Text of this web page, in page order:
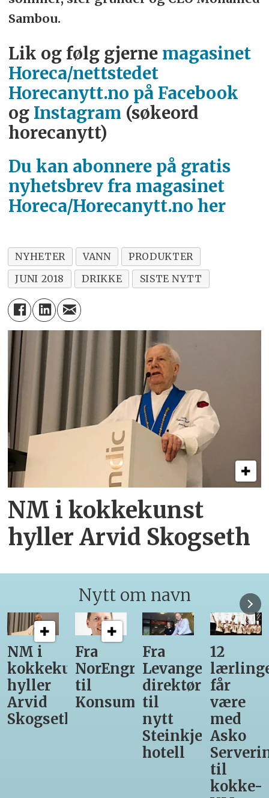
Sambou.
Lik og følg gjerne magasinet
Horeca/nettstedet
Horecanytt.no på Facebook
og Instagram (søkeord
horecanytt)
Du kan abonnere på gratis
nyhetsbrev fra magasinet
Horeca/Horecanytt.no her
NYHETER VANN
PRODUKTER
JUNI 2018
DRIKKE SISTE NYTT
NM i kokkekunst
hyller Arvid Skogseth
Nytt om navn
Fra
NorEngros
til
Konsumgruppen
Fra
Levanger-
direktør
til
Steinkjer-
12
lærlinger
får
være
med
Asko
Servering
Fra
til
Matprat